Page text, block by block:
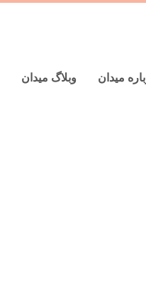
میدان وبلاگ میدان